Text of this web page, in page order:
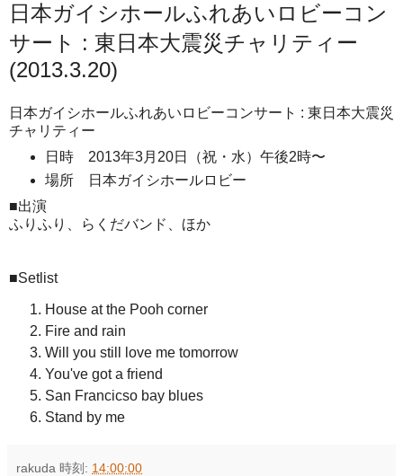
日本ガイシホールふれあいロビーコン
サート : 東日本大震災チャリティー
(2013.3.20)
日本ガイシホールふれあいロビーコンサート : 東日本大震災
チャリティー
日時 2013年3月20日（祝・水）午後2時〜
場所 日本ガイシホールロビー
■出演
ふりふり、らくだバンド、ほか
■Setlist
House at the Pooh corner
Fire and rain
Will you still love me tomorrow
You've got a friend
San Francicso bay blues
Stand by me
rakuda 時刻: 14:00:00